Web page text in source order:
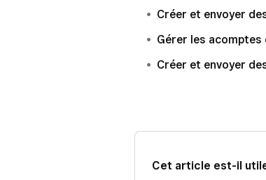
Créer et envoyer
Gérer les
Créer et envoyer
Cet article est-il